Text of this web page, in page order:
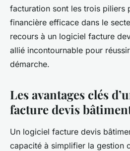
facturation sont les trois piliers
financière efficace dans le
recours à un logiciel facture
allié incontournable pour
démarche.
Les avantages clés
facture devis
Un logiciel facture devis
capacité à simplifier la gestion